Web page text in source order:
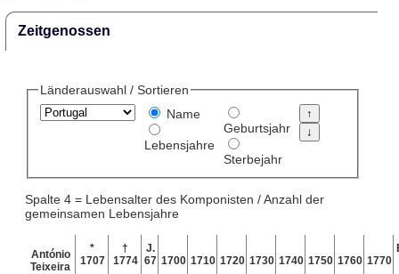
Zeitgenossen
Länderauswahl / Sortieren
Name
Lebensjahre
Geburtsjahr
Sterbejahr
Spalte 4 = Lebensalter des Komponisten / Anzahl der
gemeinsamen Lebensjahre
António
Teixeira
*
1707
†
1774
J.
67 1700 1710 1720 1730 1740 1750 1760 1770